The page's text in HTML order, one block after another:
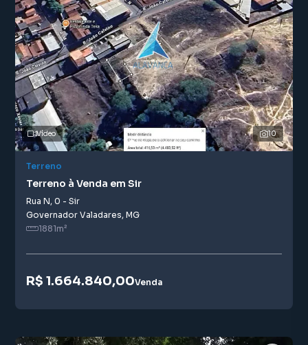
10
Vídeo
Terreno
Terreno à Venda em Sir
Rua N, 0 - Sir
Governador Valadares, MG
1881m²
R$ 1.664.840,00Venda